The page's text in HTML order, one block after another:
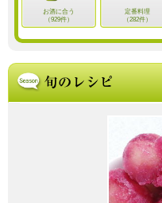
お酒に合う
（929件）
定番料理
（282件）